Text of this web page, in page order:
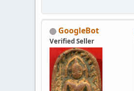
GoogleBot
Verified Seller